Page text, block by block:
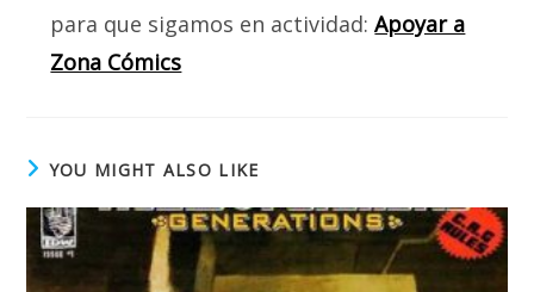
para que sigamos en actividad:Apoyar a
Zona Cómics
YOU MIGHT ALSO LIKE